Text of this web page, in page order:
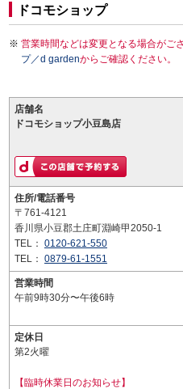
ドコモショップ
営業時間などは変更となる場合がご
プ／d gardenからご確認ください。
店舗名
ドコモショップ小豆島店
住所/電話番号
〒761-4121
香川県小豆郡土庄町淵崎甲2050-1
TEL： 0120-621-550
TEL： 0879-61-1551
営業時間
午前9時30分〜午後6時
定休日
第2火曜
【臨時休業日のお知らせ】